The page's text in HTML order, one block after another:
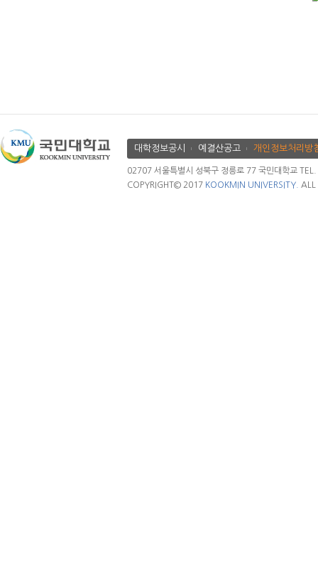
대학정보공시 예결산공고 개인정보처리방
02707 서울특별시 성북구 정릉로 77 국민대학교
COPYRIGHT© 2017 KOOKMIN UNIVERSITY. ALL